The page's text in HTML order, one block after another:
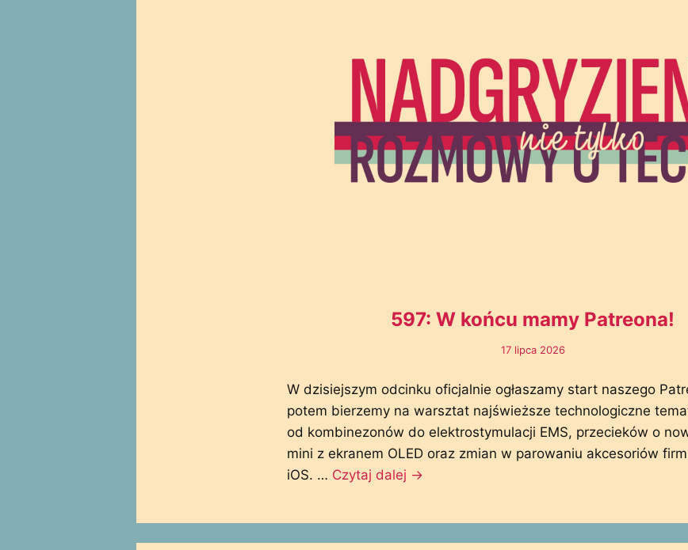
597: W końcu mamy Patreona!
17 lipca 2026
W dzisiejszym odcinku oficjalnie ogłaszamy start naszego
potem bierzemy na warsztat najświeższe technologiczne
od kombinezonów do elektrostymulacji EMS, przecieków o
mini z ekranem OLED oraz zmian w parowaniu akcesoriów
iOS. … Czytaj dalej →